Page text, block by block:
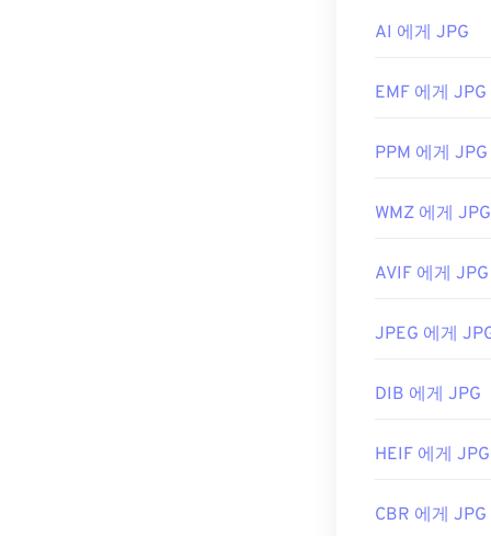
개발: Joint
최초 출시:
색상 선택기를
AI 에게 JPG
EMF 에게 JPG
PPM 에게 JPG
WMZ 에게 JPG
AVIF 에게 JPG
JPEG 에게
DIB 에게 JPG
HEIF 에게 JPG
CBR 에게 JPG